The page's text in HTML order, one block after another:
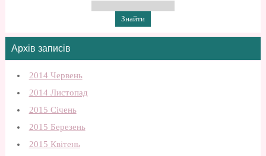
Архів записів
2014 Червень
2014 Листопад
2015 Січень
2015 Березень
2015 Квітень